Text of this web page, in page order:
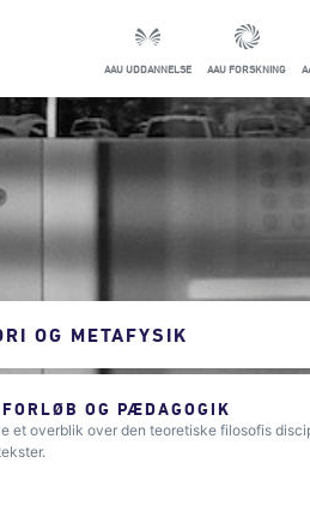
AAU UDDANNELSE AAU FORSKNING
OG METAFYSIK
OG PÆDAGOGIK
et overblik over den teoretiske filosofis